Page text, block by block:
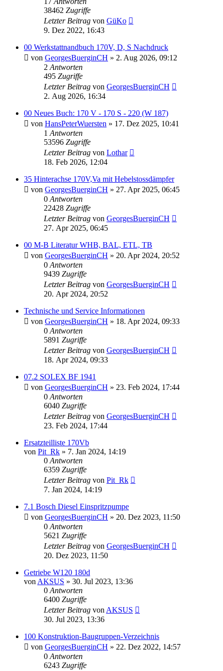
38462 Zugriffe
Letzter Beitrag von GüKo
9. Dez 2022, 16:43
00 Werkstattnandbuch 170V, D, S Nachdruck
von GeorgesBuerginCH » 2. Aug 2026, 09:12
2 Antworten
495 Zugriffe
Letzter Beitrag von GeorgesBuerginCH
2. Aug 2026, 16:34
00 Neues Buch: 170 V - 170 S - 220 (W 187)
von HansPeterWuersten » 17. Dez 2025, 10:41
1 Antworten
53596 Zugriffe
Letzter Beitrag von Lothar
18. Feb 2026, 12:04
35 Hinterachse 170V,Va mit Hebelstossdämpfer
von GeorgesBuerginCH » 27. Apr 2025, 06:45
0 Antworten
22428 Zugriffe
Letzter Beitrag von GeorgesBuerginCH
27. Apr 2025, 06:45
00 M-B Literatur WHB, BAL, ETL, TB
von GeorgesBuerginCH » 20. Apr 2024, 20:52
0 Antworten
9439 Zugriffe
Letzter Beitrag von GeorgesBuerginCH
20. Apr 2024, 20:52
Technische und Service Informationen
von GeorgesBuerginCH » 18. Apr 2024, 09:33
0 Antworten
5891 Zugriffe
Letzter Beitrag von GeorgesBuerginCH
18. Apr 2024, 09:33
07.2 SOLEX BF 1941
von GeorgesBuerginCH » 23. Feb 2024, 17:44
0 Antworten
6040 Zugriffe
Letzter Beitrag von GeorgesBuerginCH
23. Feb 2024, 17:44
Ersatzteilliste 170Vb
von Pit_Rk » 7. Jan 2024, 14:19
0 Antworten
6359 Zugriffe
Letzter Beitrag von Pit_Rk
7. Jan 2024, 14:19
7.1 Bosch Diesel Einspritzpumpe
von GeorgesBuerginCH » 20. Dez 2023, 11:50
0 Antworten
5621 Zugriffe
Letzter Beitrag von GeorgesBuerginCH
20. Dez 2023, 11:50
Getriebe W120 180d
von AKSUS » 30. Jul 2023, 13:36
0 Antworten
6400 Zugriffe
Letzter Beitrag von AKSUS
30. Jul 2023, 13:36
100 Konstruktion-Baugruppen-Verzeichnis
von GeorgesBuerginCH » 22. Dez 2022, 14:57
0 Antworten
6243 Zugriffe